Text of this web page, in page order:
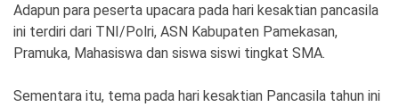
Copyright
2026
News
All
Adapun para peserta upacara pada hari kesaktian pancasila
ini terdiri dari TNI/Polri, ASN Kabupaten Pamekasan,
Pramuka, Mahasiswa dan siswa siswi tingkat SMA.
Sementara itu, tema pada hari kesaktian Pancasila tahun ini